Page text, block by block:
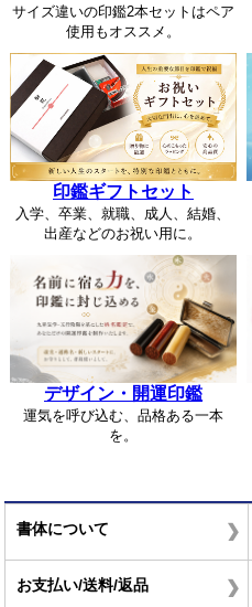
サイズ違いの印鑑2本セットはペア
使用もオススメ。
印鑑ギフトセット
入学、卒業、就職、成人、結婚、
出産などのお祝い用に。
デザイン・開運印鑑
運気を呼び込む、品格ある一本
を。
書体について
お支払い/送料/返品